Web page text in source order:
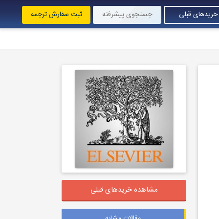
خریدهای قبلی جستجوی پیشرفته ثبت سفارش ترجمه
مشاهده خریدهای قبلی